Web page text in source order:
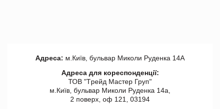
Адреса: м.Київ, бульвар Миколи Руденка 14А
Адреса для кореспонденції:
ТОВ "Tрейд Мастер Груп"
м.Київ, бульвар Миколи Руденка 14а,
2 поверх, оф 121, 03194